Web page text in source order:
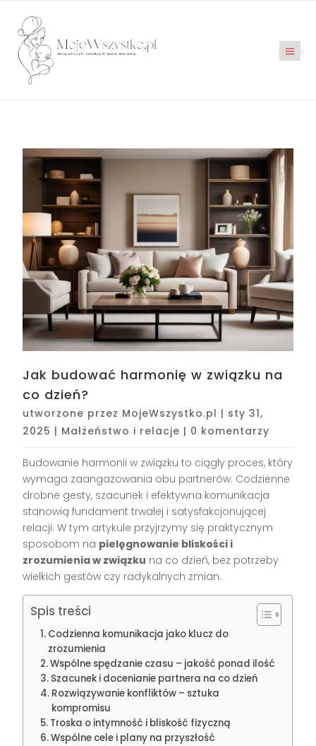
Jak budować harmonię w związku na
co dzień?
utworzone przez MojeWszystko.pl | sty 31,
2025 | Małżeństwo i relacje | 0 komentarzy
Budowanie harmonii w związku to ciągły proces, który
wymaga zaangażowania obu partnerów. Codzienne
drobne gesty, szacunek i efektywna komunikacja
stanowią fundament trwałej i satysfakcjonującej
relacji. W tym artykule przyjrzymy się praktycznym
sposobom na pielęgnowanie bliskości i
zrozumienia w związku na co dzień, bez potrzeby
wielkich gestów czy radykalnych zmian.
Spis treści
Codzienna komunikacja jako klucz do
zrozumienia
Wspólne spędzanie czasu – jakość ponad ilość
Szacunek i docenianie partnera na co dzień
Rozwiązywanie konfliktów – sztuka
kompromisu
Troska o intymność i bliskość fizyczną
Wspólne cele i plany na przyszłość